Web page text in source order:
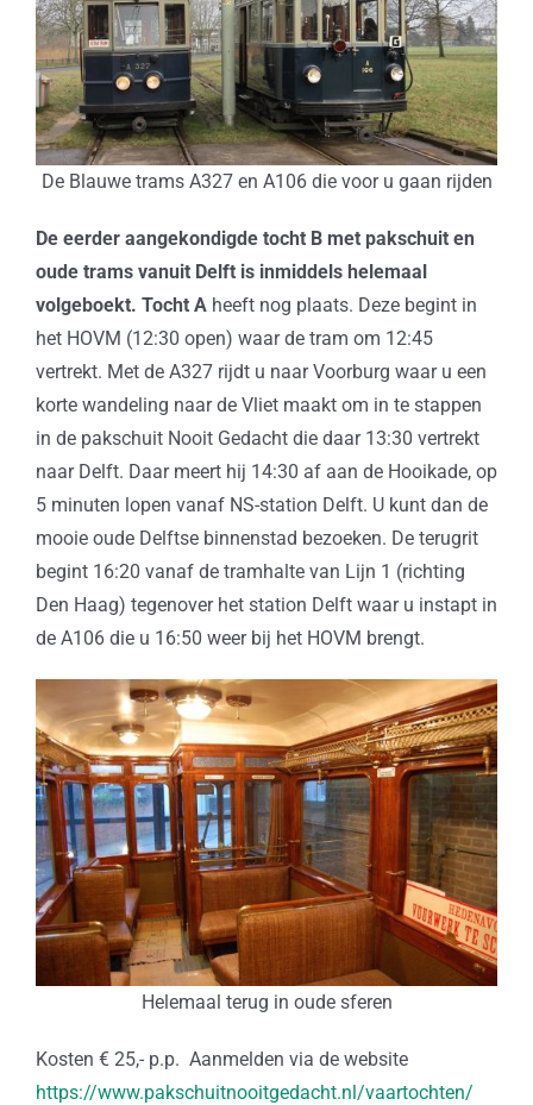
De Blauwe trams A327 en A106 die voor u gaan rijden
De eerder aangekondigde tocht B met pakschuit en
oude trams vanuit Delft is inmiddels helemaal
volgeboekt. Tocht A heeft nog plaats. Deze begint in
het HOVM (12:30 open) waar de tram om 12:45
vertrekt. Met de A327 rijdt u naar Voorburg waar u een
korte wandeling naar de Vliet maakt om in te stappen
in de pakschuit Nooit Gedacht die daar 13:30 vertrekt
naar Delft. Daar meert hij 14:30 af aan de Hooikade, op
5 minuten lopen vanaf NS-station Delft. U kunt dan de
mooie oude Delftse binnenstad bezoeken. De terugrit
begint 16:20 vanaf de tramhalte van Lijn 1 (richting
Den Haag) tegenover het station Delft waar u instapt in
de A106 die u 16:50 weer bij het HOVM brengt.
Helemaal terug in oude sferen
Kosten € 25,- p.p. Aanmelden via de website
https://www.pakschuitnooitgedacht.nl/vaartochten/